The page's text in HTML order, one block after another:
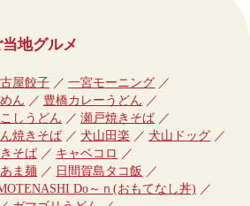
地グルメ
屋餃子
一宮モーニング
ん
豊橋カレーうどん
しうどん
瀬戸焼きそば
焼きそば 犬山田楽
犬山ドッグ
そば
キャベコロ
あま麺
日間賀島タコ飯
Do～ｎ(おもてなし丼)